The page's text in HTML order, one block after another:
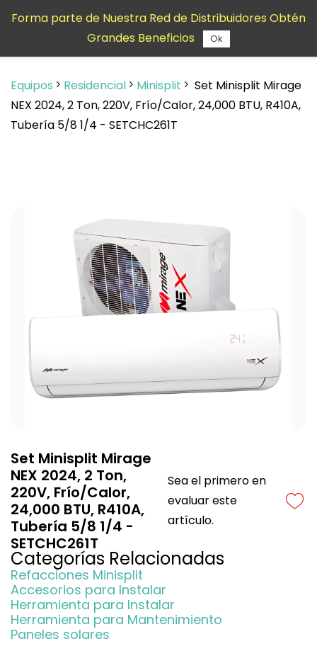
contenido
Equipos Residencial Minisplit
Set Minisplit Mirage
NEX 2024, 2 Ton, 220V, Frío/Calor, 24,000 BTU, R410A,
Tubería 5/8 1/4 - SETCHC261T
Set Minisplit Mirage
NEX 2024, 2 Ton,
220V, Frío/Calor,
24,000 BTU, R410A,
Tubería 5/8 1/4 -
SETCHC261T
Sea el primero en
evaluar este
artículo.
Categorías Relacionadas
Refacciones Minisplit
Accesorios para Instalar
Herramienta para Instalar
Herramienta para Mantenimiento
Paneles solares
Forma parte de Nuestra Red de Distribuidores Obtén
Grandes Beneficios
Ok